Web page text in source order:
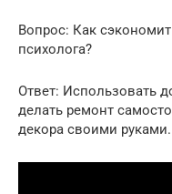
Вопрос: Как
психолога?
Ответ: Использовать
делать ремонт
декора своими руками.